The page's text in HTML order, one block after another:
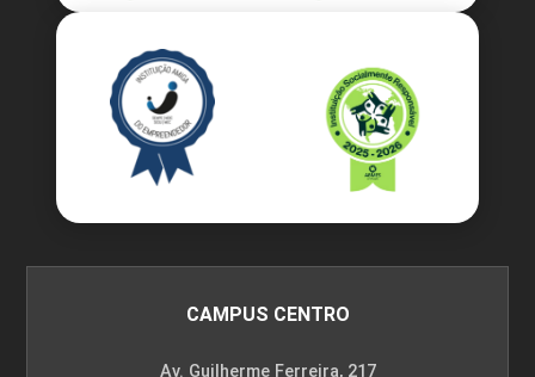
CAMPUS CENTRO
Av. Guilherme Ferreira, 217